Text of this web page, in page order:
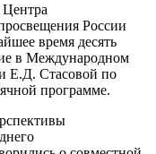
России
время десять
в Международном
Е.Д. Стасовой по
программе.